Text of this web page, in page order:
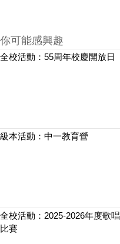
你可能感興趣
全校活動：55周年校慶開放日
級本活動：中一教育營
全校活動：2025-2026年度歌唱
比賽